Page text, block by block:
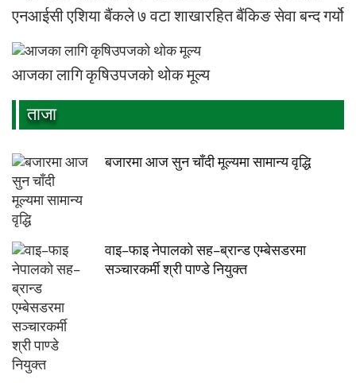
एनआईसी एशिया बैंकले ७ वटा शाखारहित बैंकिङ सेवा बन्द गर्यो
आजका लागि कृषिउपजको थोक मूल्य
ताजा
बजारमा आज सुन चाँदी मूल्यमा सामान्य वृद्धि
वाइ–फाइ नेपालको सह–ब्रान्ड एम्बेसडरमा
सञ्चारकर्मी श्री पाण्डे नियुक्त